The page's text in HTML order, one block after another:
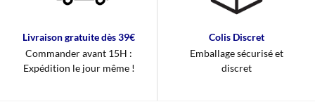
Livraison gratuite dès 39€
Commander avant 15H :
Expédition le jour même !
Colis Discret
Emballage sécurisé et
discret